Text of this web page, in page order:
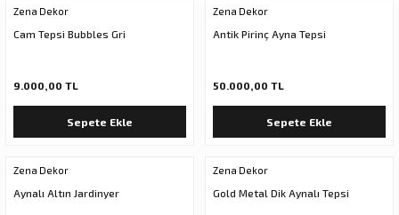
Zena Dekor
Cam Tepsi Bubbles Gri
9.000,00 TL
Sepete Ekle
Zena Dekor
Antik Pirinç Ayna Tepsi
50.000,00 TL
Sepete Ekle
Zena Dekor
Aynalı Altın Jardinyer
Zena Dekor
Gold Metal Dik Aynalı Tepsi